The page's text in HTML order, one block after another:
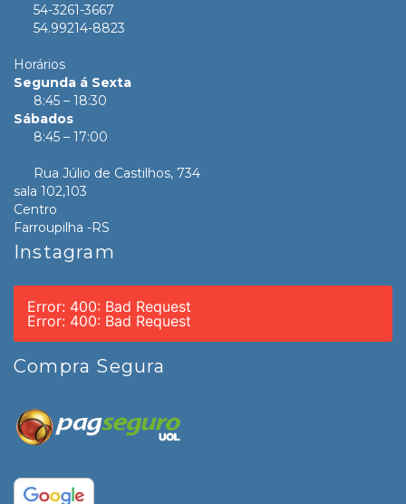
54-3261-3667
54.99214-8823
Horários
Segunda á Sexta
8:45 – 18:30
Sábados
8:45 – 17:00
Rua Júlio de Castilhos, 734
sala 102,103
Centro
Farroupilha -RS
Instagram
Error: 400: Bad Request
Error: 400: Bad Request
Compra Segura